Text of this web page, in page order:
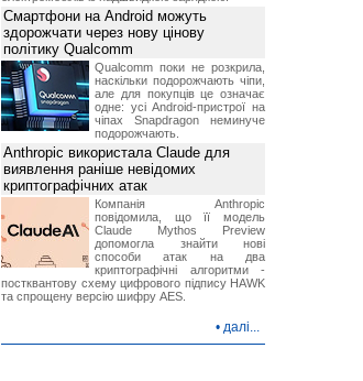
Смартфони на Android можуть
здорожчати через нову цінову
політику Qualcomm
Qualcomm поки не розкрила,
наскільки подорожчають чіпи,
але для покупців це означає
одне: усі Android-пристрої на
чіпах Snapdragon неминуче
подорожчають.
Anthropic використала Claude для
виявлення раніше невідомих
криптографічних атак
Компанія Anthropic
повідомила, що її модель
Claude Mythos Preview
допомогла знайти нові
способи атак на два
криптографічні алгоритми -
постквантову схему цифрового підпису HAWK
та спрощену версію шифру AES.
• далі...